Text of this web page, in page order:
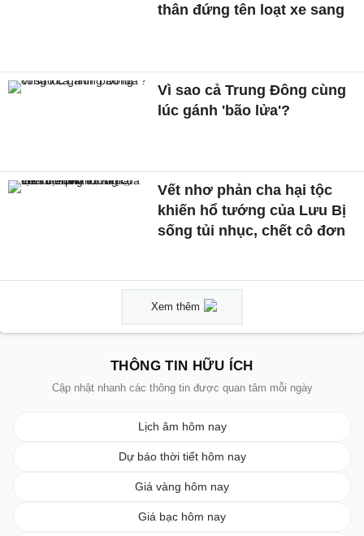
thân đứng tên loạt xe sang
Vì sao cả Trung Đông cùng
lúc gánh 'bão lửa'?
Vết nhơ phản cha hại tộc
khiến hổ tướng của Lưu Bị
sống tủi nhục, chết cô đơn
Xem thêm
THÔNG TIN HỮU ÍCH
Cập nhật nhanh các thông tin được quan tâm mỗi ngày
Lịch âm hôm nay
Dự báo thời tiết hôm nay
Giá vàng hôm nay
Giá bạc hôm nay